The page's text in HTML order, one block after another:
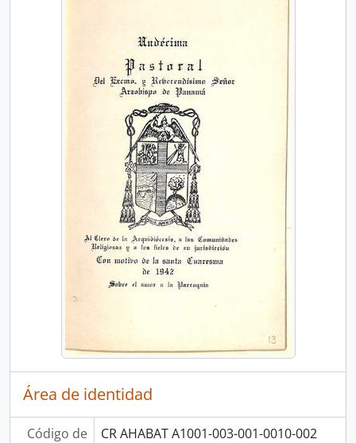
[UD simple] 0011-011 - Carta Pastoral del Episcopado de Colombia
[UD compuesta] 0011-012 - Cartas Pastorales colectivas del episcopado centroamericano (1956-1989)
[UD simple] 0011-013 - Carta Sinodal de los obispos y arzobispos del Concilio Plenario de América Latina
[UD compuesta] 0012-001 - Carta Pastoral de Domingo Rivas, Vicario Capitular de la Diócesis de San José
[UD compuesta] 0012-002 - Cartas Pastorales Luis Bruschetti, Vicario Apostólico de la Diócesis de San José
[UD compuesta] 0012-003 - Cartas Pastorales de Bernardo Augusto Thiel Hoffman, II Obispo de San José
[UD compuesta] 0012-004 - Carta Pastoral de Ricardo Casanova y Estrada, Arzobispo de Guatemala
[UD simple] 0012-005 - Carta Sinodal de los obispos y arzobispos del Concilio Plenario de América Latina
[UD compuesta] 0012-006 - Cartas Pastorales de Juan Gaspar Stork Werth, III Obispo de San José
[UD compuesta] 0012-007 - Cartas Pastorales de Rafael Otón Castro Jiménez, I Arzobispo de San José
[UD compuesta] 0012-008 - Carta pastoral de José Rafael Quirós Quirós, VII arzobispo de San José: Jesucristo, Señor de Nuestra Historia
[Subfondo] 004 - Administración de sacramentos
[Subfondo] 005 - Administración diocesana
[Subfondo] 006 - Justicia
Área de identidad
Código de
CR AHABAT A1001-003-001-0010-002